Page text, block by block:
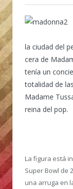
la ciudad del
cera de
tenía un
totalidad de
Madame
reina del pop.
La figura está
Super Bowl de
una arruga en